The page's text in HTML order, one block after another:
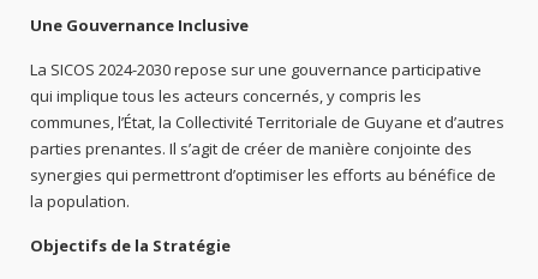
Une Gouvernance Inclusive
La SICOS 2024-2030 repose sur une gouvernance participative
qui implique tous les acteurs concernés, y compris les
communes, l’État, la Collectivité Territoriale de Guyane et d’autres
parties prenantes. Il s’agit de créer de manière conjointe des
synergies qui permettront d’optimiser les efforts au bénéfice de
la population.
Objectifs de la Stratégie